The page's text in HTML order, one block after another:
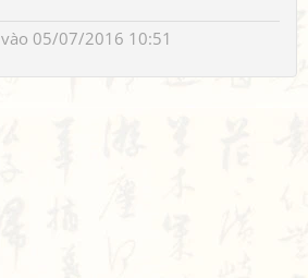
vào 05/07/2016 10:51